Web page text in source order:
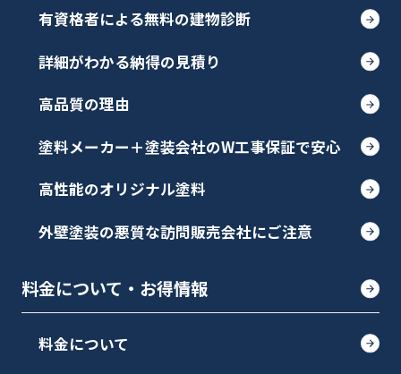
有資格者による無料の建物診断
詳細がわかる納得の見積り
高品質の理由
塗料メーカー＋塗装会社のW工事保証で安心
高性能のオリジナル塗料
外壁塗装の悪質な訪問販売会社にご注意
料金について・お得情報
料金について